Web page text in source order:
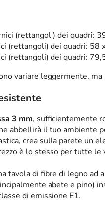
(rettangoli) dei quadri:
(rettangoli) dei quadri: 58
(rettangoli) dei quadri:
variare leggermente,
3 mm, sufficientemente
abbellirà il tuo ambiente
crea sulla parete un
è lo stesso per tutte le
tavola di fibre di legno ad
abete e pino)
di emissione E1.